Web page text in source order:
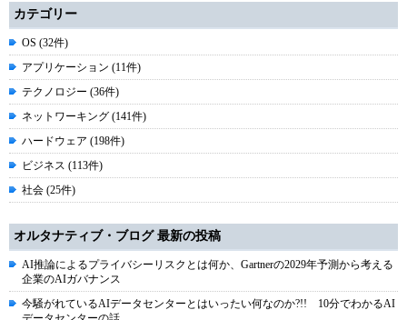
カテゴリー
OS (32件)
アプリケーション (11件)
テクノロジー (36件)
ネットワーキング (141件)
ハードウェア (198件)
ビジネス (113件)
社会 (25件)
オルタナティブ・ブログ 最新の投稿
AI推論によるプライバシーリスクとは何か、Gartnerの2029年予測から考える
企業のAIガバナンス
今騒がれているAIデータセンターとはいったい何なのか?!! 10分でわかるAI